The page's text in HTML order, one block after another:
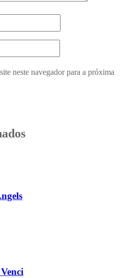
neste navegador para a próxima